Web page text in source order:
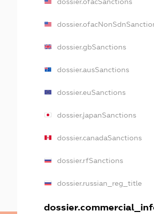
dossier.gbSanctions
dossier.ausSanctions
dossier.euSanctions
dossier.japanSanctions
dossier.canadaSanctions
dossier.rfSanctions
dossier.russian_reg_title